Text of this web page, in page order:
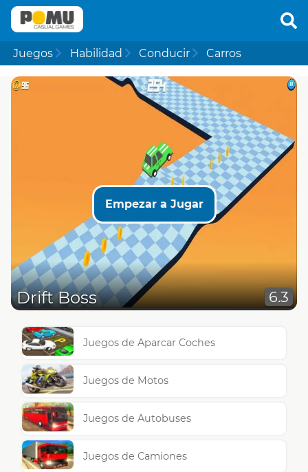
Juegos Habilidad Conducir Carros
Empezar a Jugar
Drift Boss 6.3
Juegos de Aparcar Coches
Juegos de Motos
Juegos de Autobuses
Juegos de Camiones